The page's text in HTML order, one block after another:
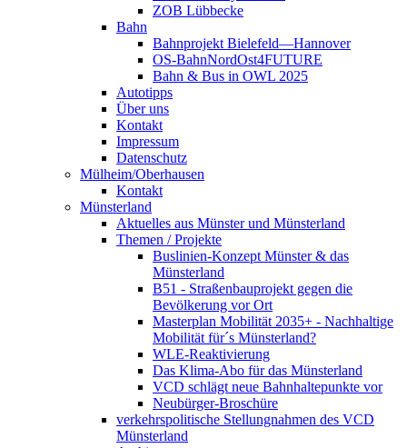
ZOB Lübbecke
Bahn
Bahnprojekt Bielefeld—Hannover
OS-BahnNordOst4FUTURE
Bahn & Bus in OWL 2025
Autotipps
Über uns
Kontakt
Impressum
Datenschutz
Mülheim/Oberhausen
Kontakt
Münsterland
Aktuelles aus Münster und Münsterland
Themen / Projekte
Buslinien-Konzept Münster & das
Münsterland
B51 - Straßenbauprojekt gegen die
Bevölkerung vor Ort
Masterplan Mobilität 2035+ - Nachhaltige
Mobilität für´s Münsterland?
WLE-Reaktivierung
Das Klima-Abo für das Münsterland
VCD schlägt neue Bahnhaltepunkte vor
Neubürger-Broschüre
verkehrspolitische Stellungnahmen des VCD
Münsterland